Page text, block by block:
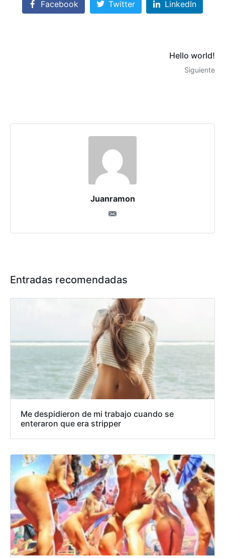
Facebook Twitter LinkedIn
Hello world!
Siguiente
Juanramon
Entradas recomendadas
Me despidieron de mi trabajo cuando se
enteraron que era stripper